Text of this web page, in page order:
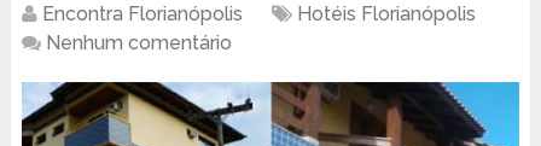
Encontra Florianópolis
Hotéis Florianópolis
Nenhum comentário